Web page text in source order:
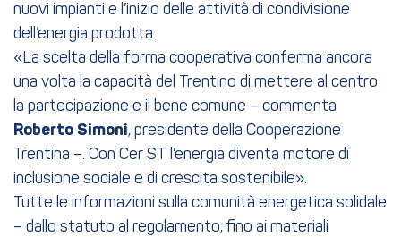
nuovi impianti e l’inizio delle attività di condivisione
dell’energia prodotta.
«La scelta della forma cooperativa conferma ancora
una volta la capacità del Trentino di mettere al centro
la partecipazione e il bene comune – commenta
Roberto Simoni, presidente della Cooperazione
Trentina –. Con Cer ST l’energia diventa motore di
inclusione sociale e di crescita sostenibile».
Tutte le informazioni sulla comunità energetica solidale
– dallo statuto al regolamento, fino ai materiali